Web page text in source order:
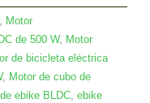
, Motor
de 500 W, Motor
de bicicleta eléctrica
, Motor de cubo de
ebike BLDC, ebike